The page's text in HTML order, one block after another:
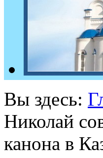
Вы здесь:
Николай
канона в